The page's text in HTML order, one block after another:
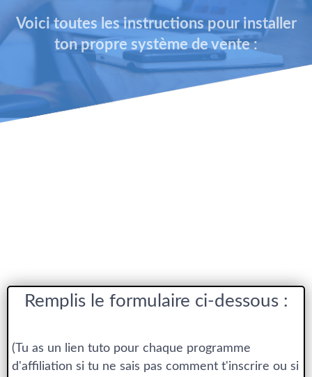
Voici toutes les instructions pour installer
ton propre système de vente :
Remplis le formulaire ci-dessous :
(Tu as un lien tuto pour chaque programme
d'affiliation si tu ne sais pas comment t'inscrire ou si